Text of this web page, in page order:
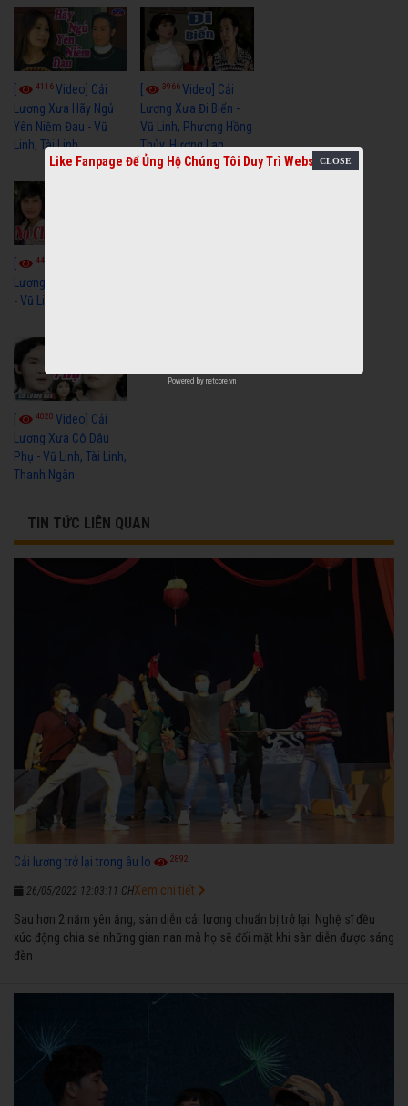
4116Video] Cải
Lương Xưa Hãy Ngủ
Yên Niềm Đau - Vũ
Linh, Tài Linh
3966Video] Cải
Lương Xưa Đi Biển -
Vũ Linh, Phương Hồng
Thủy, Hương Lan,
Thanh Hằng
4434
Lương Nợ Cha Con Trả
- Vũ Linh, Tài Linh
[ 4020 Video] Cải
Lương Xưa Cô Dâu
Phụ - Vũ Linh, Tài Linh,
Thanh Ngân
TIN TỨC LIÊN QUAN
Cải lương trở lại trong âu lo 2892
26/05/2022 12:03:11 CH
Sau hơn 2 năm yên ắng, sàn diễn cải lương chuẩn bị trở lại. Nghệ sĩ đều
xúc động chia sẻ những gian nan mà họ sẽ đối mặt khi sàn diễn được sáng
đèn
Xem chi tiết
Like Fanpage Để Ủng Hộ Chúng Tôi Duy Trì Website
Powered by netcore.vn